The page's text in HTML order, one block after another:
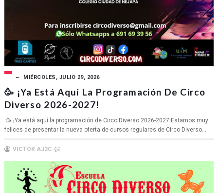
MIÉRCOLES, JULIO 29, 2026
🥳 ¡Ya Está Aquí La Programación De Circo
Diverso 2026-2027!
🥳 ¡Ya está aquí la programación de Circo Diverso 2026-2027!Estamos muy
felices de presentar la nueva oferta de cursos regulares de Circo Diverso...
VICTOR AJ3C